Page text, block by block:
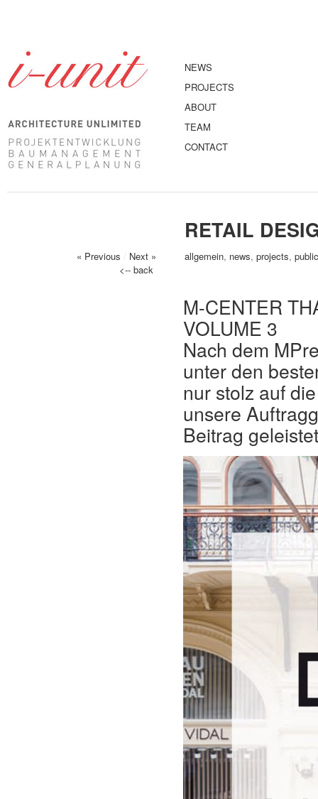
NEWS
PROJECTS
ABOUT
TEAM
CONTACT
RETAIL
« Previous / Next »
<-- back
allgemein, news, projects, public
M-CENTER
VOLUME 3
Nach dem
unter den
nur stolz auf
unsere
Beitrag